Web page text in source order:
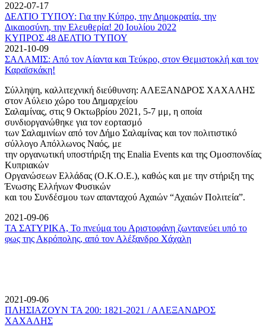
2022-07-17
ΔΕΛΤΙΟ ΤΥΠΟΥ: Για την Κύπρο, την Δημοκρατία, την
Δικαιοσύνη, την Ελευθερία! 20 Ιουλίου 2022
ΚΥΠΡΟΣ 48 ΔΕΛΤΙΟ ΤΥΠΟΥ
2021-10-09
ΣΑΛΑΜΙΣ: Από τον Αίαντα και Τεύκρο, στον Θεμιστοκλή και τον
Καραϊσκάκη!
Σύλληψη, καλλιτεχνική διεύθυνση: ΑΛΕΞΑΝΔΡΟΣ ΧΑΧΑΛΗΣ
στον Αύλειο χώρο του Δημαρχείου
Σαλαμίνας, στις 9 Οκτωβρίου 2021, 5-7 μμ, η οποία
συνδιοργανώθηκε για τον εορτασμό
των Σαλαμινίων από τον Δήμο Σαλαμίνας και τον πολιτιστικό
σύλλογο Απόλλωνος Ναός, με
την οργανωτική υποστήριξη της Enalia Events και της Ομοσπονδίας
Κυπριακών
Οργανώσεων Ελλάδας (Ο.Κ.Ο.Ε.), καθώς και με την στήριξη της
Ένωσης Ελλήνων Φυσικών
και του Συνδέσμου των απανταχού Αχαιών “Αχαιών Πολιτεία”.
2021-09-06
ΤΑ ΣΑΤΥΡΙΚΑ, Το πνεύμα του Αριστοφάνη ζωντανεύει υπό το
φως της Ακρόπολης, από τον Αλέξανδρο Χάχαλη
2021-09-06
ΠΛΗΣΙΑΖΟΥΝ ΤΑ 200: 1821-2021 / ΑΛΕΞΑΝΔΡΟΣ
ΧΑΧΑΛΗΣ